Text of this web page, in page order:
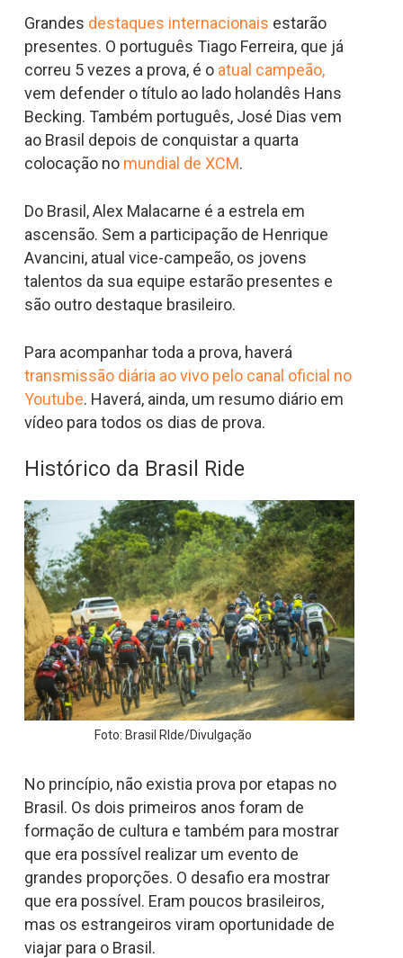
Grandes destaques internacionais estarão
presentes. O português Tiago Ferreira, que já
correu 5 vezes a prova, é o atual campeão,
vem defender o título ao lado holandês Hans
Becking. Também português, José Dias vem
ao Brasil depois de conquistar a quarta
colocação no mundial de XCM.
Do Brasil, Alex Malacarne é a estrela em
ascensão. Sem a participação de Henrique
Avancini, atual vice-campeão, os jovens
talentos da sua equipe estarão presentes e
são outro destaque brasileiro.
Para acompanhar toda a prova, haverá
transmissão diária ao vivo pelo canal oficial no
Youtube. Haverá, ainda, um resumo diário em
vídeo para todos os dias de prova.
Histórico da Brasil Ride
Foto: Brasil RIde/Divulgação
No princípio, não existia prova por etapas no
Brasil. Os dois primeiros anos foram de
formação de cultura e também para mostrar
que era possível realizar um evento de
grandes proporções. O desafio era mostrar
que era possível. Eram poucos brasileiros,
mas os estrangeiros viram oportunidade de
viajar para o Brasil.